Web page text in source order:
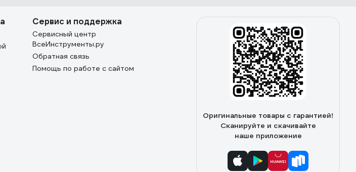
Сервис и поддержка
Сервисный центр
ВсеИнструменты.ру
Обратная связь
Помощь по работе с сайтом
Оригинальные товары с гарантией!
Сканируйте и скачивайте
наше приложение